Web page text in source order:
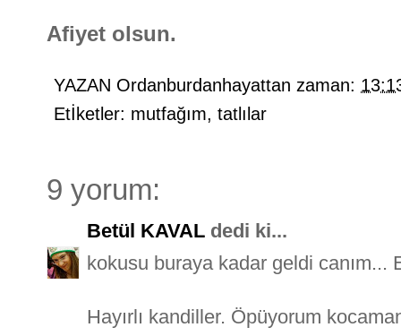
Afiyet olsun.
YAZAN Ordanburdanhayattan zaman:
Etİketler: mutfağım, tatlılar
9 yorum:
Betül KAVAL dedi ki...
kokusu buraya kadar geldi canım...
Hayırlı kandiller. Öpüyorum